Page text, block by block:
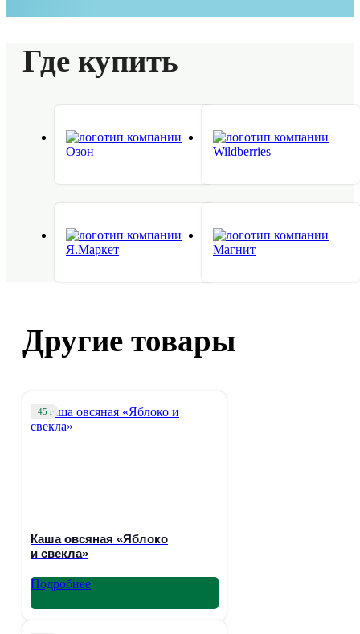
Где купить
Другие товары
45 г
Каша овсяная «Яблоко
и свекла»
Подробнее